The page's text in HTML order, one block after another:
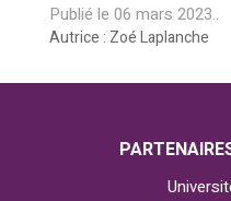
Publié le 06 mars 2023..
Autrice : Zoé Laplanche